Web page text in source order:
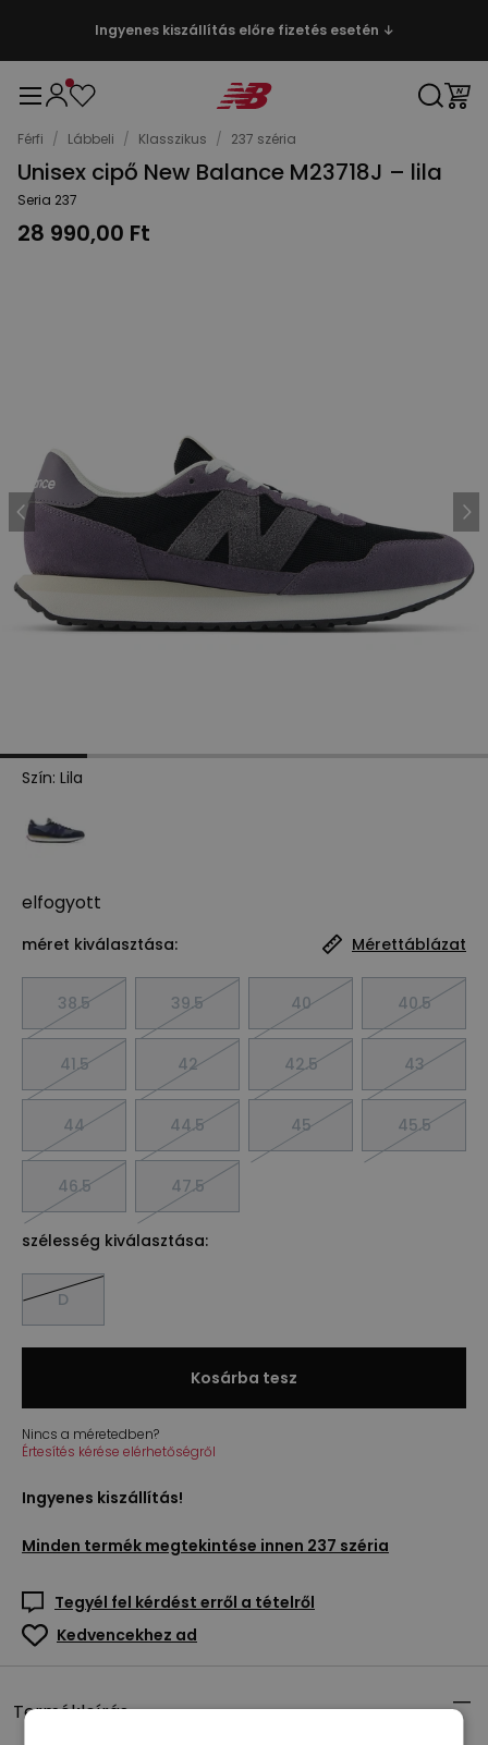
Ingyenes kiszállítás előre fizetés esetén ↓
Férfi / Lábbeli / Klasszikus / 237 széria
Unisex cipő New Balance M23718J – lila
Seria 237
28 990,00 Ft
Szín: Lila
elfogyott
méret kiválasztása: Mérettáblázat
38.5 39.5 40 40.5
41.5 42 42.5 43
44 44.5 45 45.5
46.5 47.5
szélesség kiválasztása:
D
Kosárba tesz
Nincs a méretedben?
Értesítés kérése elérhetőségről
Ingyenes kiszállítás!
Minden termék megtekintése innen 237 széria
Tegyél fel kérdést erről a tételről
Kedvencekhez ad
Termékleírás